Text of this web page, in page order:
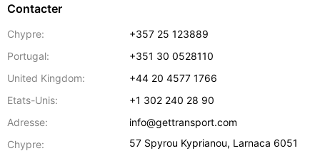
Contacter
Chypre:
+357 25 123889
Portugal:
+351 30 0528110
United Kingdom:
+44 20 4577 1766
Etats-Unis:
+1 302 240 28 90
Adresse:
info@gettransport.com
Chypre:
57 Spyrou Kyprianou, Larnaca 6051